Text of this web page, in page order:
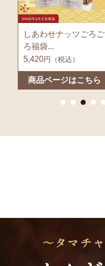
クリーミークルーミー
＆焦がしハニ...
1,000円（税込）
商品ページはこちら